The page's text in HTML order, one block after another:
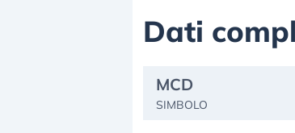
Dati
MCD
SIMBOLO